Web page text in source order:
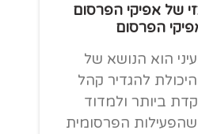
של אפיקי הפרסום
הפרסום
הוא הנושא של
להגדיר קהל
ביותר ולמדוד
שהפעילות הפרסומית